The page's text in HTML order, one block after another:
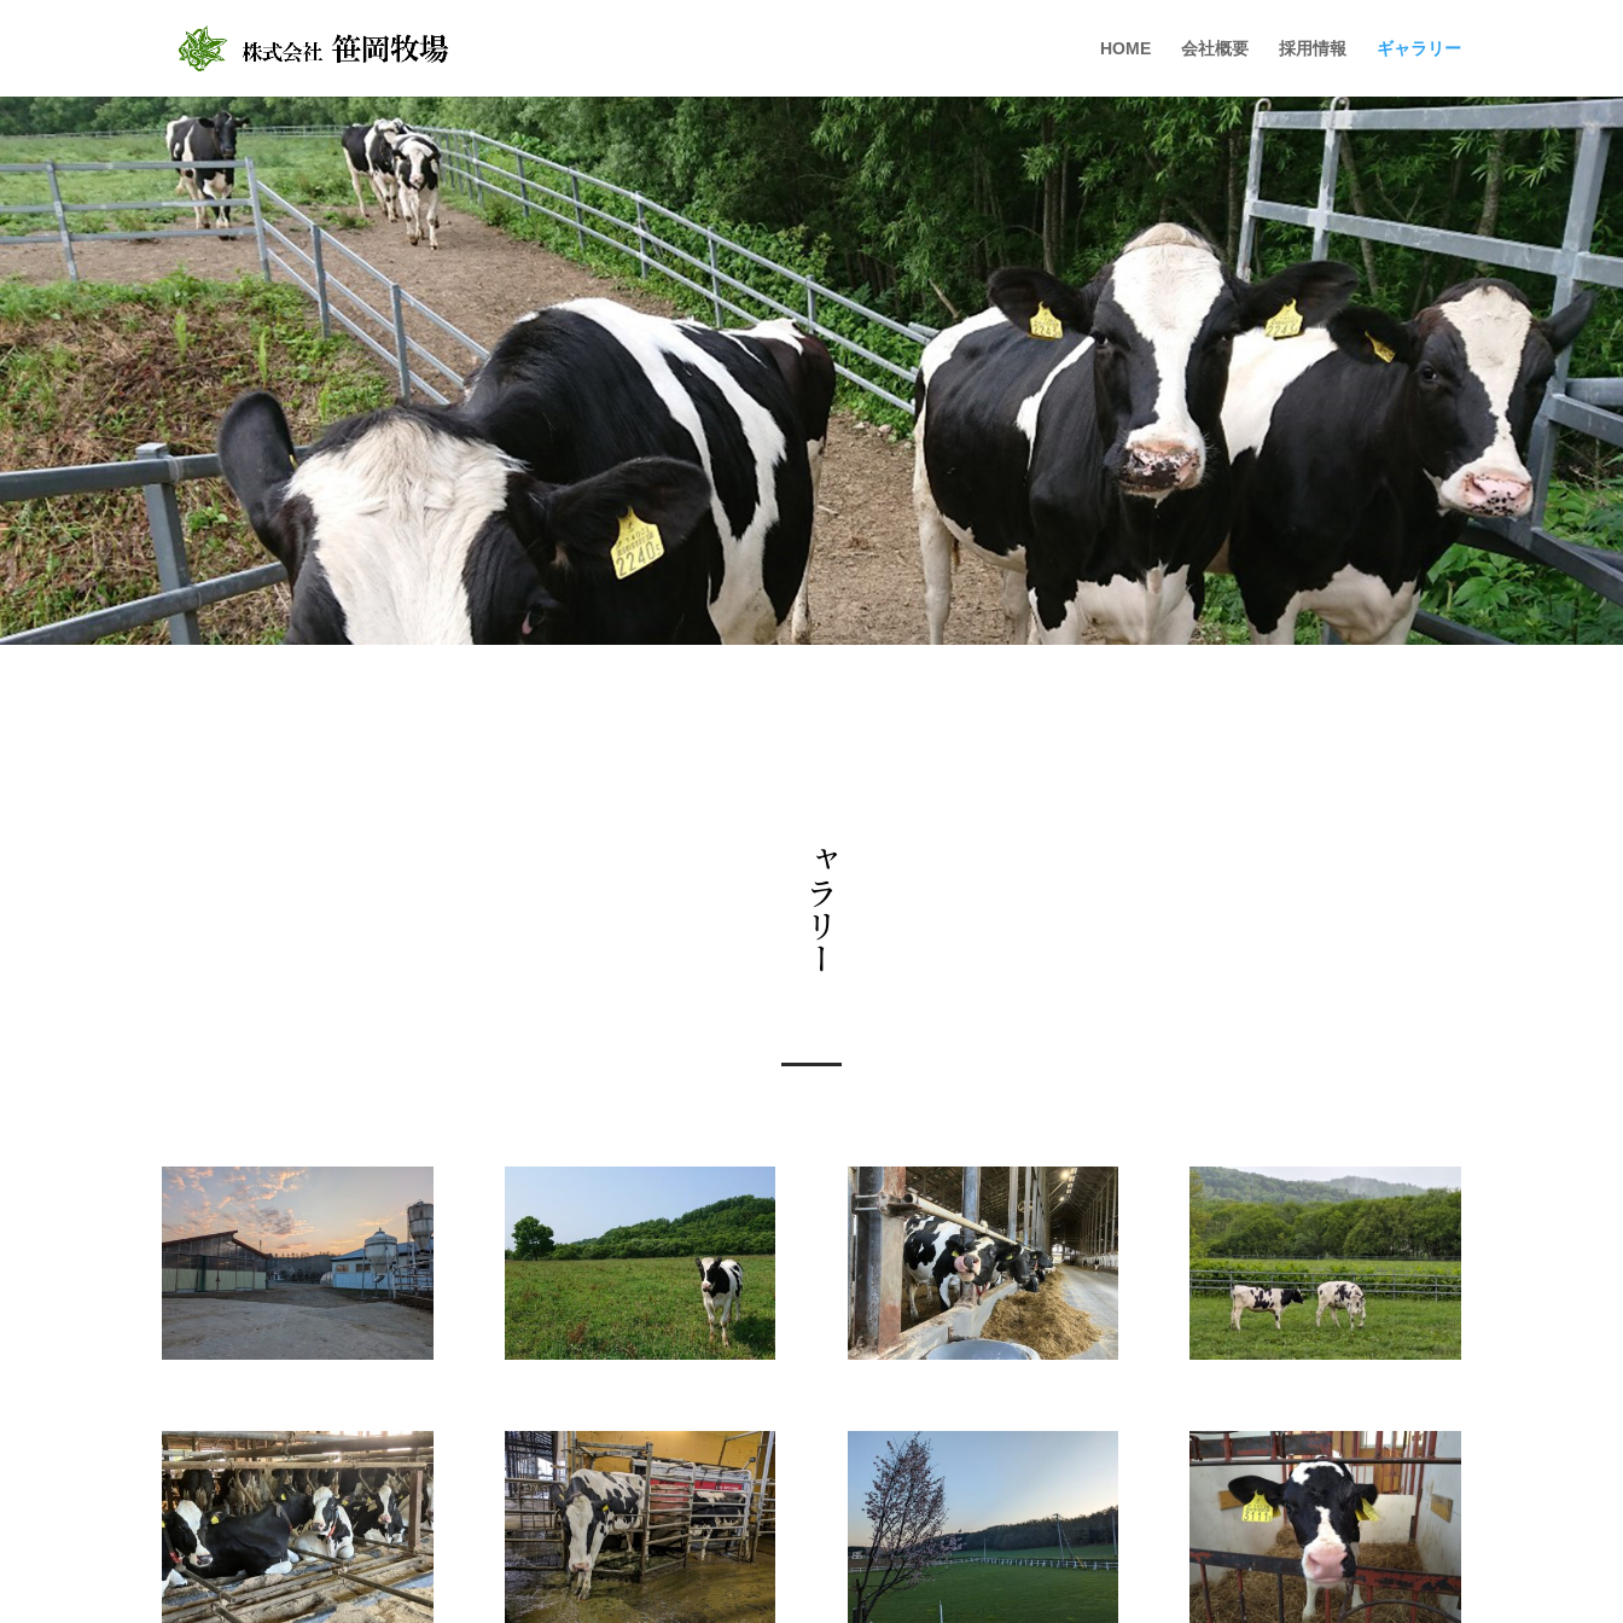
HOME 会社概要 採用情報 ギャラリー
ギャラリー